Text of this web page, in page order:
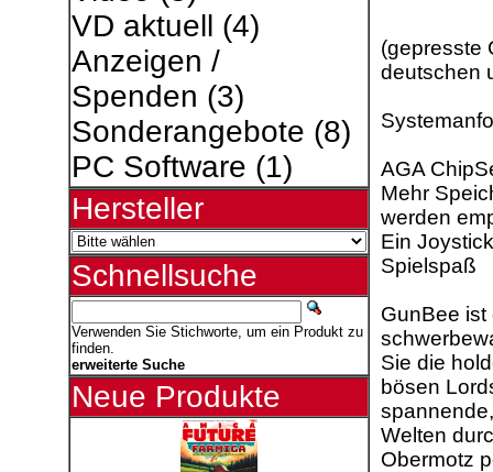
VD aktuell (4)
Anzeigen /
Spenden (3)
Sonderangebote (8)
PC Software (1)
Hersteller
Schnellsuche
Verwenden Sie Stichworte, um ein Produkt zu
finden.
erweiterte Suche
Neue Produkte
(gepresste
deutschen
AGA
Mehr
werden
Ein
Spielspaß
GunBee ist
Sie die
bösen
Welten
Obermotz